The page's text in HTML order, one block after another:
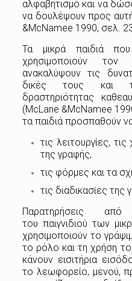
αλφαβητισμό και να
να δουλέψουν προς
&McNamee 1990, σελ.
Τα μικρά παιδιά
χρησιμοποιούν τον
ανακαλύψουν τις
δικές τους και
δραστηριότητας
(McLane &McNamee
τα παιδιά προσπαθούν
τις λειτουργίες,
της γραφής,
τις φόρμες και τα
τις διαδικασίες της
Παρατηρήσεις
του παιγνιδιού των
χρησιμοποιούν το
το ρόλο και τη χρήση
κάνουν εισιτήρια
το λεωφορείο, μενού,